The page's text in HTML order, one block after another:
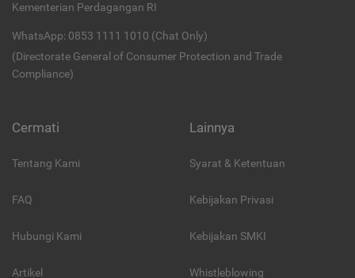
Kementerian Perdagangan RI
WhatsApp: 0853 1111 1010 (Chat Only)
(Directorate General of Consumer Protection and Trade
Compliance)
Cermati
Tentang Kami
FAQ
Hubungi Kami
Artikel
Lainnya
Syarat & Ketentuan
Kebijakan Privasi
Kebijakan SMKI
Whistleblowing